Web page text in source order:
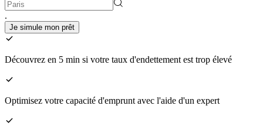
.
Je simule mon prêt
Découvrez en 5 min si votre taux d'endettement est trop élevé
Optimisez votre capacité d'emprunt avec l'aide d'un expert